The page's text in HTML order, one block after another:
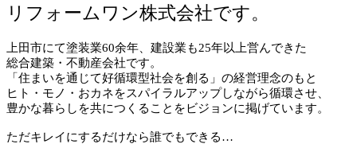
リフォームワン株式会社です。
上田市にて塗装業60余年、建設業も25年以上営んできた
総合建築・不動産会社です。
「住まいを通じて好循環型社会を創る」の経営理念のもと
ヒト・モノ・おカネをスパイラルアップしながら循環させ、
豊かな暮らしを共につくることをビジョンに掲げています。
ただキレイにするだけなら誰でもできる…